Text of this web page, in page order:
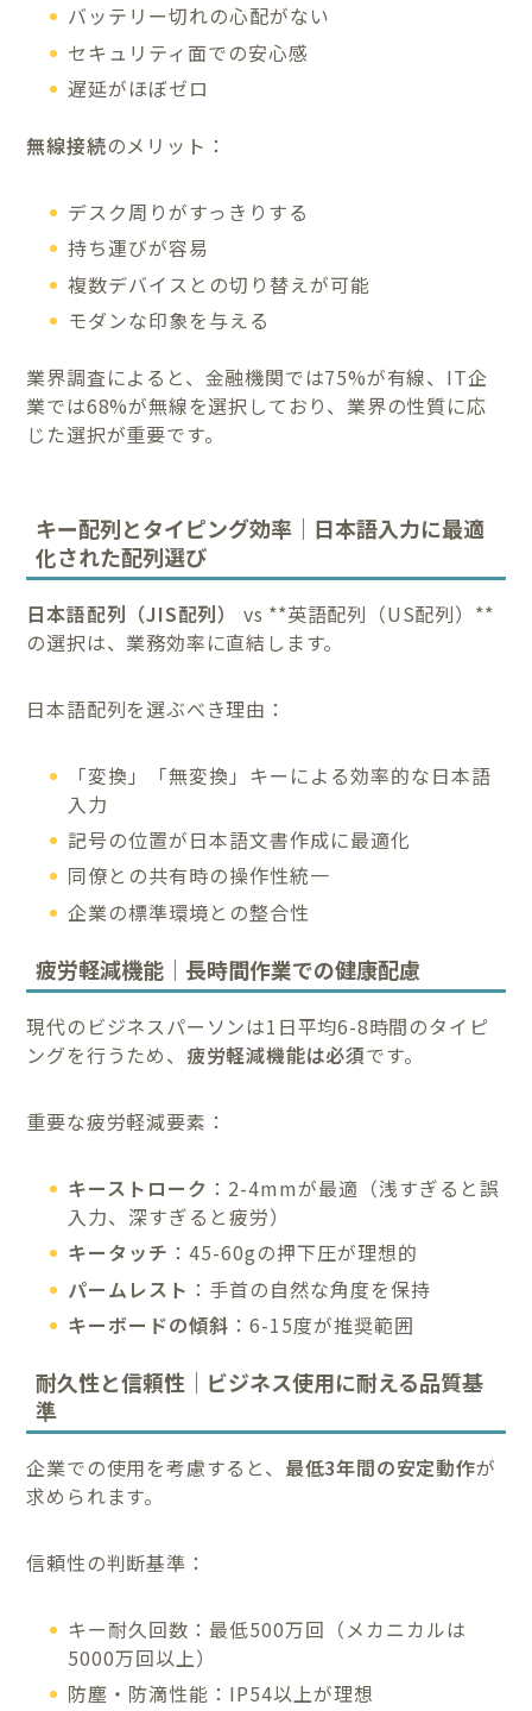
バッテリー切れの心配がない
セキュリティ面での安心感
遅延がほぼゼロ
無線接続のメリット：
デスク周りがすっきりする
持ち運びが容易
複数デバイスとの切り替えが可能
モダンな印象を与える
業界調査によると、金融機関では75%が有線、IT企
業では68%が無線を選択しており、業界の性質に応
じた選択が重要です。
キー配列とタイピング効率｜日本語入力に最適
化された配列選び
日本語配列（JIS配列）
vs **英語配列（US配列）**
の選択は、業務効率に直結します。
日本語配列を選ぶべき理由：
「変換」「無変換」キーによる効率的な日本語
入力
記号の位置が日本語文書作成に最適化
同僚との共有時の操作性統一
企業の標準環境との整合性
疲労軽減機能｜長時間作業での健康配慮
現代のビジネスパーソンは1日平均6-8時間のタイピ
ングを行うため、 疲労軽減機能は必須です。
重要な疲労軽減要素：
キーストローク ：2-4mmが最適（浅すぎると誤
入力、深すぎると疲労）
キータッチ ：45-60gの押下圧が理想的
パームレスト ：手首の自然な角度を保持
キーボードの傾斜 ：6-15度が推奨範囲
耐久性と信頼性｜ビジネス使用に耐える品質基
準
企業での使用を考慮すると、 最低3年間の安定動作が
求められます。
信頼性の判断基準：
キー耐久回数：最低500万回（メカニカルは
5000万回以上）
防塵・防滴性能：IP54以上が理想